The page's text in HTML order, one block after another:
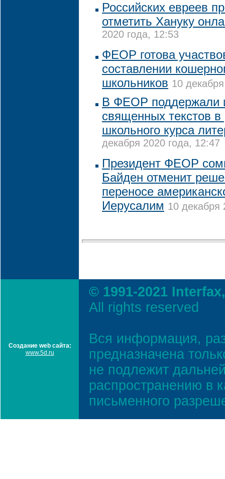
Российских евреев
отметить Хануку
2020 года, 12:53
ФЕОР готова
составлении
школьников 10
В ФЕОР поддержали
священных текстов в
школьного курса
декабря 2020 года, 12:47
Президент ФЕОР
Байден отменит
переносе
Иерусалим 10 декабря
Создание web сайта:
www.5d.ru
© 1991-2021
All rights reserved
Вся информация,
предназначена
не подлежит
распространению в
письменного